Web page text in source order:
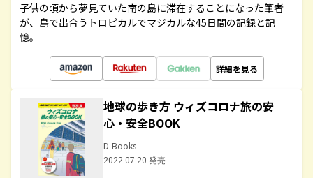
子供の頃から夢見ていた南の島に滞在することになった筆者
が、島で出合うトロピカルでマジカルな45日間の記録と記
憶。
詳細を見る
地球の歩き方 ウィズコロナ旅の安
心・安全BOOK
D-Books
2022.07.20 発売